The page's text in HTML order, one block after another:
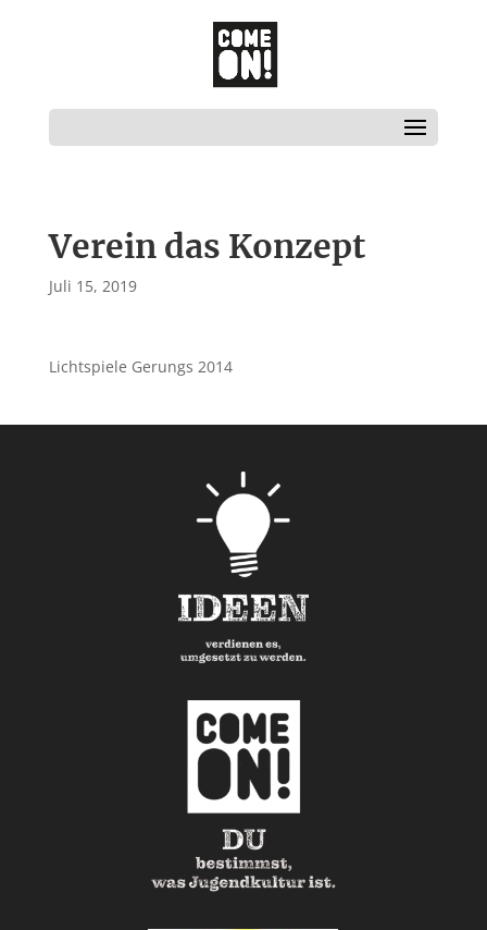
Verein das Konzept
Juli 15, 2019
Lichtspiele Gerungs 2014